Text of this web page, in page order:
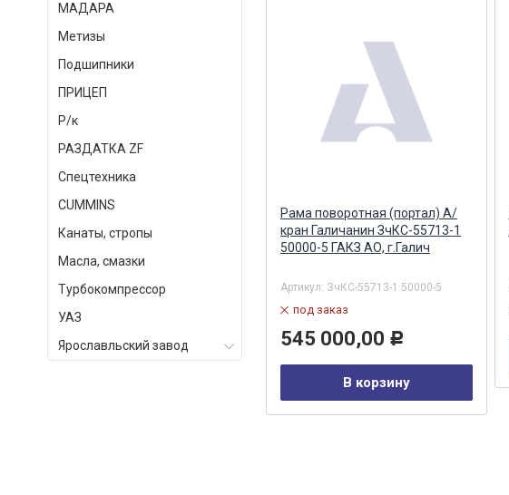
МАДАРА
Метизы
Подшипники
ПРИЦЕП
Р/к
РАЗДАТКА ZF
Спецтехника
СUMMINS
Канаты, стропы
Масла, смазки
Турбокомпрессор
УАЗ
Ярославльский завод
Размыкатель тормоза на
автокран (Ивановец)
Артикул:КС-45717.26.310-01Z
в наличии
4 896,00 Р
Рама поворотная (портал) А/
кран Галичанин ЗчКС-55713-1
50000-5 ГАКЗ АО, г.Галич
Артикул: ЗчКС-55713-1 50000-5
под заказ
545 000,00 Р
В корзину